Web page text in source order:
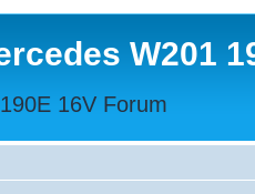
W201
16V Forum